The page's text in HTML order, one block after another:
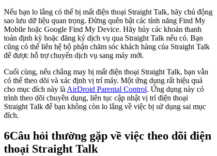
Nếu bạn lo lắng có thể bị mất điện thoại Straight Talk, hãy chủ động
sao lưu dữ liệu quan trọng. Đừng quên bật các tính năng Find My
Mobile hoặc Google Find My Device. Hãy hủy các khoản thanh
toán định kỳ hoặc đăng ký dịch vụ qua Straight Talk nếu có. Bạn
cũng có thể liên hệ bộ phận chăm sóc khách hàng của Straight Talk
để được hỗ trợ chuyển dịch vụ sang máy mới.
Cuối cùng, nếu chẳng may bị mất điện thoại Straight Talk, bạn vẫn
có thể theo dõi và xác định vị trí máy. Một ứng dụng rất hiệu quả
cho mục đích này là AirDroid Parental Control. Ứng dụng này có
trình theo dõi chuyên dụng, liên tục cập nhật vị trí điện thoại
Straight Talk để bạn không còn lo lắng về việc bị sử dụng sai mục
đích.
6Câu hỏi thường gặp về việc theo dõi điện
thoại Straight Talk